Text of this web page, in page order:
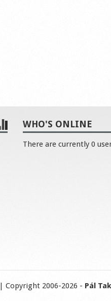
WHO'S ONLINE
There are currently 0
| Copyright 2006-2026 - Pál